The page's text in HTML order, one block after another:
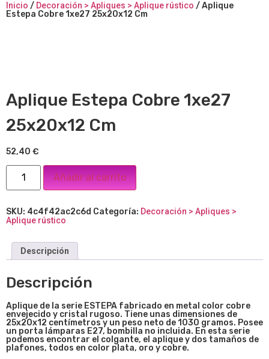
Inicio / Decoración > Apliques > Aplique rústico / Aplique
Estepa Cobre 1xe27 25x20x12 Cm
Aplique Estepa Cobre 1xe27
25x20x12 Cm
52,40 €
Añadir al carrito
SKU: 4c4f42ac2c6d Categoría: Decoración > Apliques >
Aplique rústico
Descripción
Descripción
Aplique de la serie ESTEPA fabricado en metal color cobre
envejecido y cristal rugoso. Tiene unas dimensiones de
25x20x12 centímetros y un peso neto de 1030 gramos. Posee
un porta lámparas E27, bombilla no incluida. En esta serie
podemos encontrar el colgante, el aplique y dos tamaños de
plafones, todos en color plata, oro y cobre.